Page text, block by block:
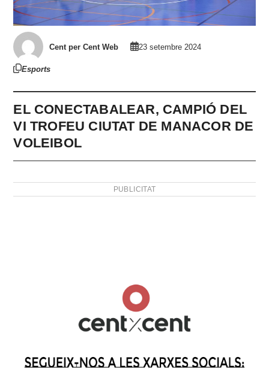
Cent per Cent Web 23 setembre 2024
Esports
EL CONECTABALEAR, CAMPIÓ DEL
VI TROFEU CIUTAT DE MANACOR DE
VOLEIBOL
PUBLICITAT